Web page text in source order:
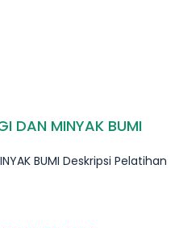
DAN MINYAK BUMI
BUMI Deskripsi Pelatihan